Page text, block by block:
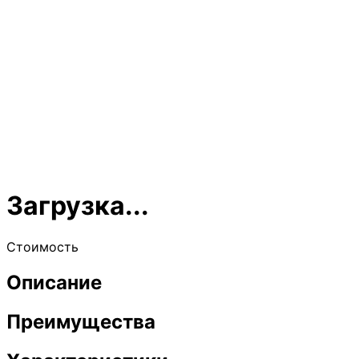
Загрузка...
Стоимость
Описание
Преимущества